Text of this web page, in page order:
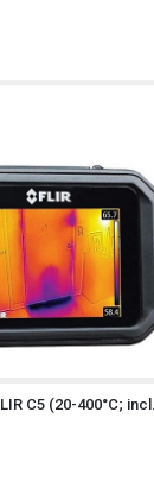
phối điện,
C5 (20-400°C; incl.